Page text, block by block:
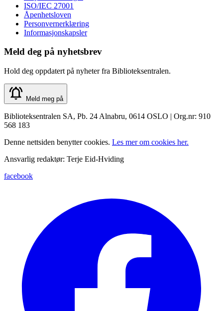
ISO/IEC 27001
Åpenhetsloven
Personvernerklæring
Informasjonskapsler
Meld deg på nyhetsbrev
Hold deg oppdatert på nyheter fra Biblioteksentralen.
Meld meg på
Biblioteksentralen SA, Pb. 24 Alnabru, 0614 OSLO | Org.nr: 910
568 183
Denne nettsiden benytter cookies. Les mer om cookies her.
Ansvarlig redaktør: Terje Eid-Hviding
facebook